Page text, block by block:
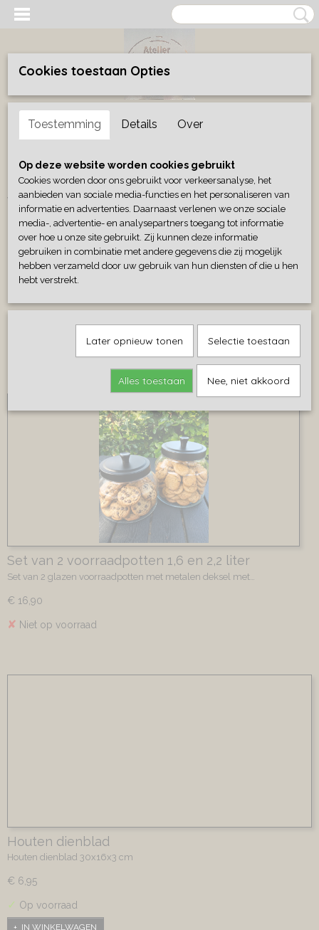
Inloggen Registreren
Home >Wonen>Eten & drinken
Wonen
Decoratie
Decoratie setjes
Eten & drinken
Windlichten & kandelaars
Metalen sfeerlichten
Houten- en rotan sfeerlichten
Glazen windlicht
Houten kandelaars
Kaarsen en ledverlichting
Zijdenboeketten
Sorteer op:
Set van 2 voorraadpotten 1,6 en 2,2 liter
Set van 2 glazen voorraadpotten met metalen deksel met…
€ 16,90
✘ Niet op voorraad
Houten dienblad
Houten dienblad 30x16x3 cm
€ 6,95
✓ Op voorraad
IN WINKELWAGEN
Cookies toestaan Opties
Toestemming Details Over
Op deze website worden cookies gebruikt
Cookies worden door ons gebruikt voor verkeersanalyse, het
aanbieden van sociale media-functies en het personaliseren van
informatie en advertenties. Daarnaast verlenen we onze sociale
media-, advertentie- en analysepartners toegang tot informatie
over hoe u onze site gebruikt. Zij kunnen deze informatie
gebruiken in combinatie met andere gegevens die zij mogelijk
hebben verzameld door uw gebruik van hun diensten of die u hen
hebt verstrekt.
Later opnieuw tonen Selectie toestaan
Alles toestaan Nee, niet akkoord